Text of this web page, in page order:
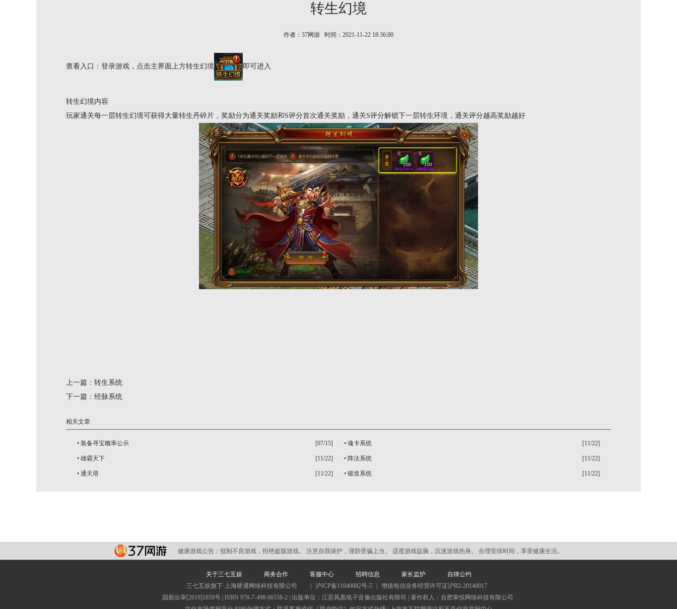
转生幻境
作者：37网游 时间：2021-11-22 18:36:00
查看入口：登录游戏，点击主界面上方转生幻境 即可进入
转生幻境内容
玩家通关每一层转生幻境可获得大量转生丹碎片，奖励分为通关奖励和S评分首次通关奖励，通关S评分解锁下一层转生环境，通关评分越高奖励越好
上一篇： 转生系统
下一篇： 经脉系统
相关文章
[07/15]
• 装备寻宝概率公示 [11/22]
• 魂卡系统
[11/22]
• 雄霸天下 [11/22]
• 阵法系统
[11/22]
• 通天塔 [11/22]
• 锻造系统
健康游戏公告： 抵制不良游戏，拒绝盗版游戏。 注意自我保护，谨防受骗上当。 适度游戏益脑，沉迷游戏伤身。 合理安排时间，享受健康生活。
关于三七互娱 商务合作 客服中心 招聘信息 家长监护
自律公约
三七互娱旗下·上海硬通网络科技有限公司
沪ICP备11049082号-5
增值电信业务经营许可证沪B2-20140017
国新出审[2019]1859号 | ISBN 978-7-498-06558-2 | 出版单位：江苏凤凰电子音像出版社有限司 | 著作权人：合肥掌悦网络科技有限公司